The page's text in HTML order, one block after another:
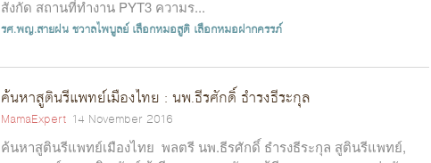
สังกัด สถานที่ทำงาน PYT3 ความร...
รศ.พญ.สายฝน ชวาลไพบูลย์ เลือกหมอสูติ เลือกหมอฝากครรภ์
ค้นหาสูตินรีแพทย์เมืองไทย : นพ.ธีรศักดิ์ ธำรงธีระกุล
MamaExpert 14 November 2016
ค้นหาสูตินรีแพทย์เมืองไทย พลตรี นพ.ธีรศักดิ์ ธำรงธีระกุล สูตินรีแพทย์,